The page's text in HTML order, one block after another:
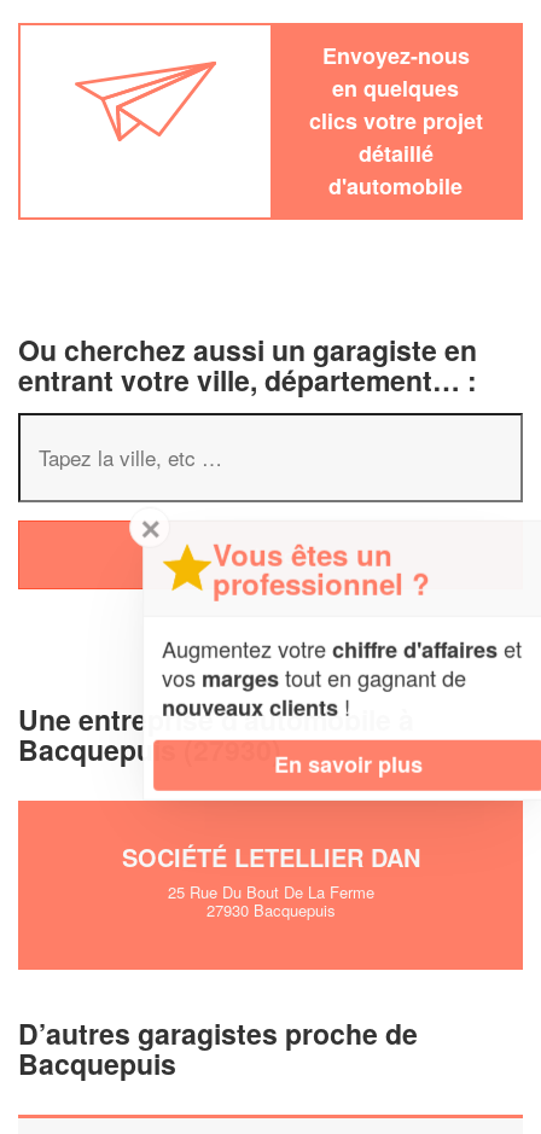
Envoyez-nous
en quelques
clics votre projet
détaillé
d'automobile
Ou cherchez aussi un garagiste en
entrant votre ville, département… :
Une entreprise d'automobile à
Bacquepuis (27930)
SOCIÉTÉ LETELLIER DAN
25 Rue Du Bout De La Ferme
27930 Bacquepuis
D’autres garagistes proche de
Bacquepuis
✕
Vous êtes un
professionnel ?
Augmentez votrechiffre d'affaireset
vosmargestout en gagnant de
nouveaux clients!
En savoir plus